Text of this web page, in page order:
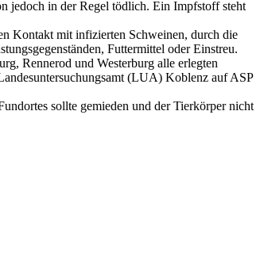
jedoch in der Regel tödlich. Ein Impfstoff steht
Kontakt mit infizierten Schweinen, durch die
Futtermittel oder Einstreu.
Rennerod und Westerburg alle erlegten
(LUA) Koblenz auf ASP
sollte gemieden und der Tierkörper nicht